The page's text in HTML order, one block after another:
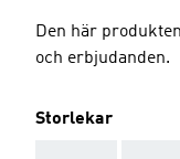
Den här
och erbjudanden.
Storlekar